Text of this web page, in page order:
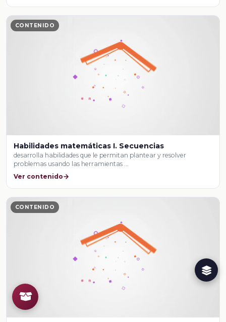
CONTENIDO
Habilidades matemáticas I. Secuencias
desarrolla habilidades que le permitan plantear y resolver
problemas usando las herramientas …
Ver contenido
CONTENIDO